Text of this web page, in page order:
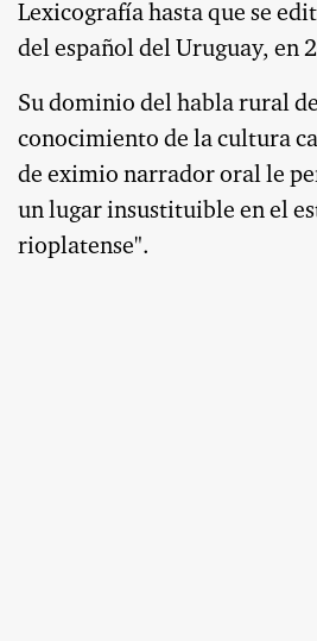
Lexicografía hasta que se
del español del Uruguay, en
Su dominio del habla rural
conocimiento de la cultura
de eximio narrador oral le
un lugar insustituible en el
rioplatense".